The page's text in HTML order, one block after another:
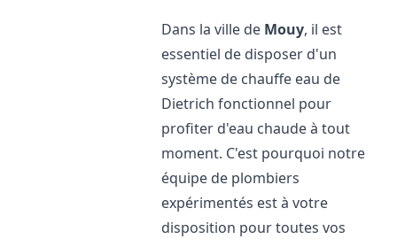
Dans la ville de Mouy, il est
essentiel de disposer d'un
système de chauffe eau de
Dietrich fonctionnel pour
profiter d'eau chaude à tout
moment. C'est pourquoi notre
équipe de plombiers
expérimentés est à votre
disposition pour toutes vos